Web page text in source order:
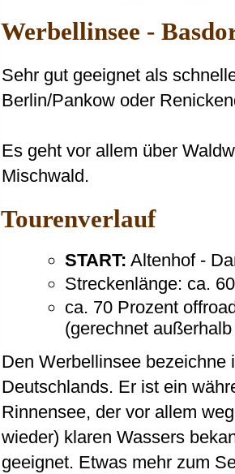
Werbellinsee -
Sehr gut geeignet als
Berlin/Pankow oder
Es geht vor allem über
Mischwald.
Tourenverlauf
START: Altenhof -
Streckenlänge: ca.
ca. 70 Prozent
(gerechnet
Den Werbellinsee
Deutschlands. Er ist ein
Rinnensee, der vor allem
wieder) klaren Wassers
geeignet. Etwas mehr zum